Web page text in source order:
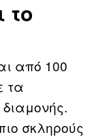
το
από 100
τα
σκληρούς